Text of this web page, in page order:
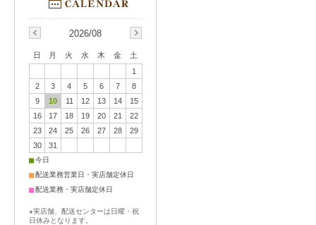
2026/08
日 月 火 水 木 金
土
1
2
3 4 5 6 7
8
9
10 11 12 13 14
15
16
17 18 19 20 21
22
23
24 25 26 27 28
29
30
31
■今日
■配送業務営業日・実店舗定休日
■配送業務・実店舗定休日
★実店舗、配送センターは日曜・祝
日休みとなります。